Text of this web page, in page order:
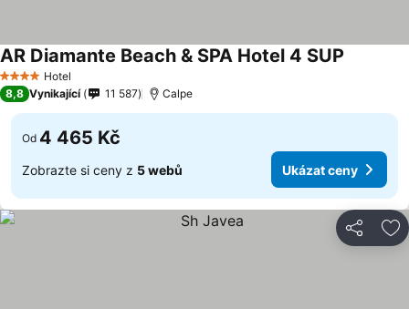
4 Počet hvězdiček
Hotel
AR Diamante Beach & SPA Hotel 4 SUP
8,8 Vynikající 11 587 Calpe
Od 4 465 Kč
Zobrazte si ceny z 5 webů Ukázat ceny
Sdílet